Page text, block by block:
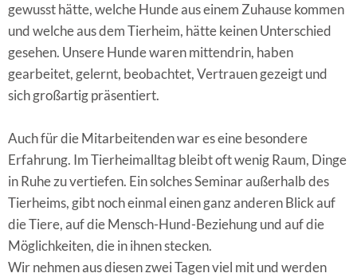
gewusst hätte, welche Hunde aus einem Zuhause kommen
und welche aus dem Tierheim, hätte keinen Unterschied
gesehen. Unsere Hunde waren mittendrin, haben
gearbeitet, gelernt, beobachtet, Vertrauen gezeigt und
sich großartig präsentiert.
Auch für die Mitarbeitenden war es eine besondere
Erfahrung. Im Tierheimalltag bleibt oft wenig Raum, Dinge
in Ruhe zu vertiefen. Ein solches Seminar außerhalb des
Tierheims, gibt noch einmal einen ganz anderen Blick auf
die Tiere, auf die Mensch-Hund-Beziehung und auf die
Möglichkeiten, die in ihnen stecken.
Wir nehmen aus diesen zwei Tagen viel mit und werden